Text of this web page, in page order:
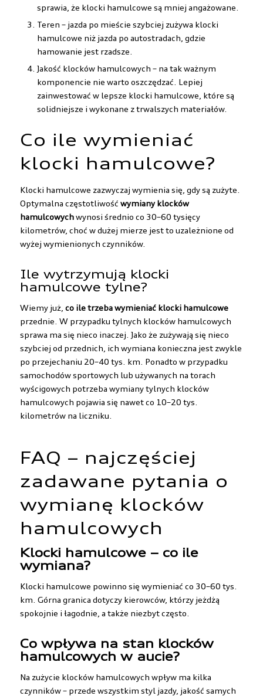
sprawia, że klocki hamulcowe są mniej angażowane.
Teren – jazda po mieście szybciej zużywa klocki
hamulcowe niż jazda po autostradach, gdzie
hamowanie jest rzadsze.
Jakość klocków hamulcowych – na tak ważnym
komponencie nie warto oszczędzać. Lepiej
zainwestować w lepsze klocki hamulcowe, które są
solidniejsze i wykonane z trwalszych materiałów.
Co ile wymieniać
klocki hamulcowe?
Klocki hamulcowe zazwyczaj wymienia się, gdy są zużyte.
Optymalna częstotliwość wymiany klocków
hamulcowychwynosi średnio co 30–60 tysięcy
kilometrów, choć w dużej mierze jest to uzależnione od
wyżej wymienionych czynników.
Ile wytrzymują klocki
hamulcowe tylne?
Wiemy już, co ile trzeba wymieniać klocki hamulcowe
przednie. W przypadku tylnych klocków hamulcowych
sprawa ma się nieco inaczej. Jako że zużywają się nieco
szybciej od przednich, ich wymiana konieczna jest zwykle
po przejechaniu 20–40 tys. km. Ponadto w przypadku
samochodów sportowych lub używanych na torach
wyścigowych potrzeba wymiany tylnych klocków
hamulcowych pojawia się nawet co 10–20 tys.
kilometrów na liczniku.
FAQ – najczęściej
zadawane pytania o
wymianę klocków
hamulcowych
Klocki hamulcowe – co ile
wymiana?
Klocki hamulcowe powinno się wymieniać co 30–60 tys.
km. Górna granica dotyczy kierowców, którzy jeżdżą
spokojnie i łagodnie, a także niezbyt często.
Co wpływa na stan klocków
hamulcowych w aucie?
Na zużycie klocków hamulcowych wpływ ma kilka
czynników – przede wszystkim styl jazdy, jakość samych